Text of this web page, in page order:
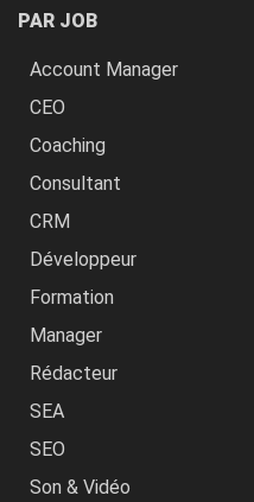
PAR JOB
Account Manager
CEO
Coaching
Consultant
CRM
Développeur
Formation
Manager
Rédacteur
SEA
SEO
Son & Vidéo